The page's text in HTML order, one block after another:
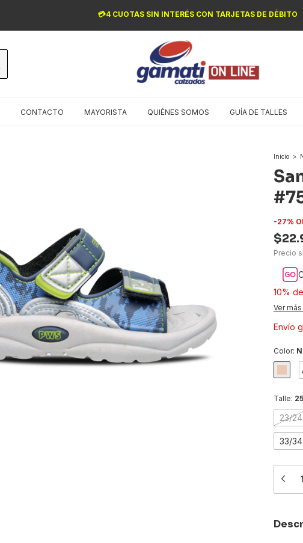
💳4 CUOTAS SIN INTERÉS CON TARJETAS DE DÉBITO
CONTACTO MAYORISTA QUIÉNES SOMOS GUÍA DE TALLES
Inicio >
-27%
Precio
10%
Ver
Envío
Color:
Talle:
23/24
33/34